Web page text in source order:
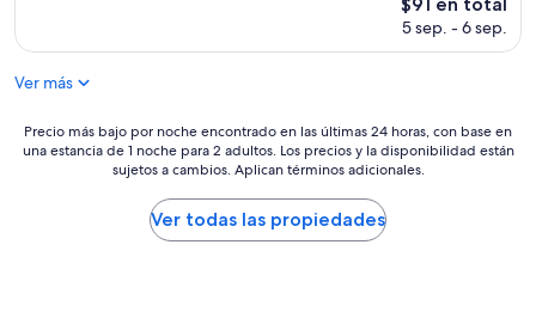
precio
5 sep. - 6 sep.
Ver más
Precio
más
Precio más bajo por noche encontrado en las últimas 24 horas, con base en
una estancia de 1 noche para 2 adultos. Los precios y la disponibilidad están
sujetos a cambios. Aplican términos adicionales.
Ver todas las propiedades